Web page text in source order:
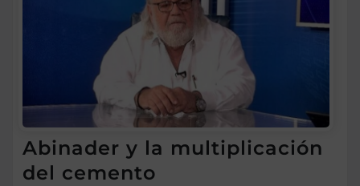
Abinader y la multiplicación
del cemento